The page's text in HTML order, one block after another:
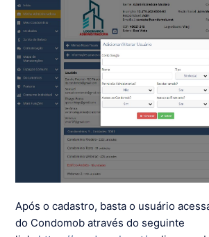
Após o cadastro, basta o usuário
do Condomob através do seguinte